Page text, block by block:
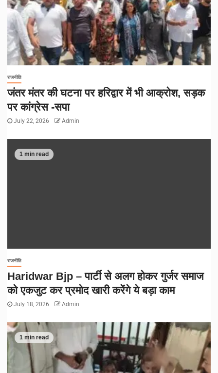
राजनीति
जंतर मंतर की घटना पर हरिद्वार में भी आक्रोश, सड़क
पर कांग्रेस -सपा
July 22, 2026 Admin
1 min read
राजनीति
Haridwar Bjp – पार्टी से अलग होकर गुर्जर समाज
को एकजुट कर प्रमोद खारी करेंगे ये बड़ा काम
July 18, 2026 Admin
1 min read